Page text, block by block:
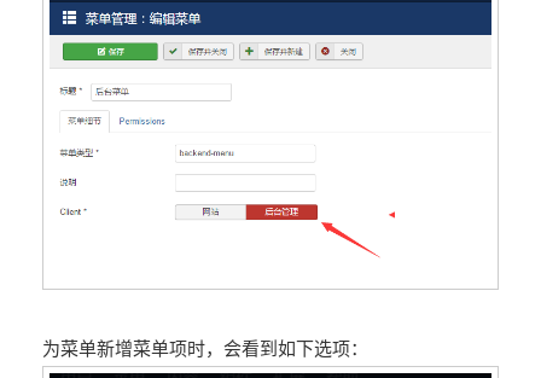
为菜单新增菜单项时，会看到如下选项：